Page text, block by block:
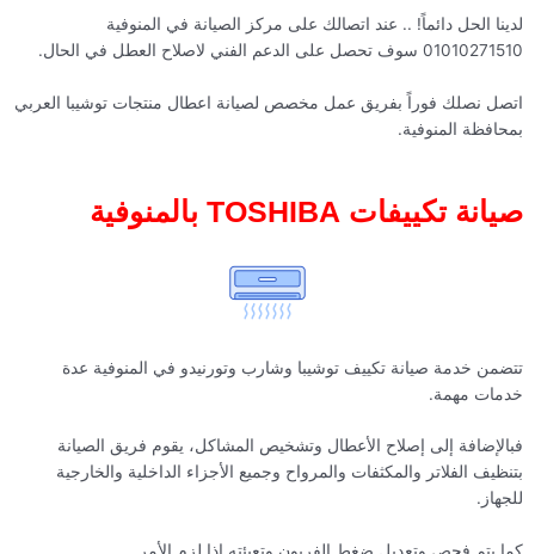
لدينا الحل دائماً! .. عند اتصالك على مركز الصيانة في المنوفية
01010271510 سوف تحصل على الدعم الفني لاصلاح العطل في الحال.
اتصل نصلك فوراً بفريق عمل مخصص لصيانة اعطال منتجات توشيبا العربي
بمحافظة المنوفية.
صيانة تكييفات TOSHIBA بالمنوفية
تتضمن خدمة صيانة تكييف توشيبا وشارب وتورنيدو في المنوفية عدة
خدمات مهمة.
فبالإضافة إلى إصلاح الأعطال وتشخيص المشاكل، يقوم فريق الصيانة
بتنظيف الفلاتر والمكثفات والمرواح وجميع الأجزاء الداخلية والخارجية
للجهاز.